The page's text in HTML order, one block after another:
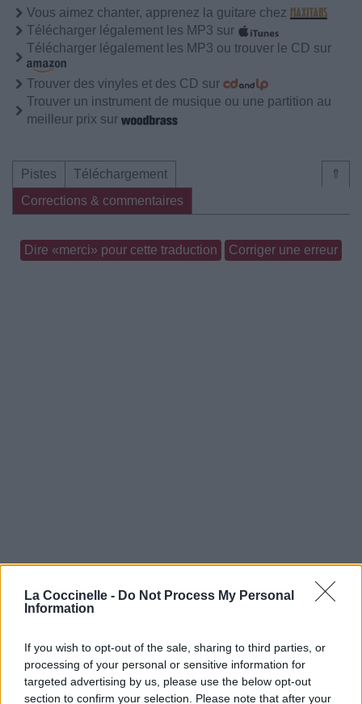
La Coccinelle - Do Not Process My Personal
Information
If you wish to opt-out of the sale, sharing to third parties, or
processing of your personal or sensitive information for
targeted advertising by us, please use the below opt-out
section to confirm your selection. Please note that after your
Vous aimez chanter, apprenez la guitare chez
Télécharger légalement les MP3 sur
Télécharger légalement les MP3 ou trouver le CD sur
Trouver des vinyles et des CD sur
Trouver un instrument de musique ou une partition au
meilleur prix sur
⇑
Pistes
Téléchargement
Corrections & commentaires
Dire «merci» pour cette traduction Corriger une erreur